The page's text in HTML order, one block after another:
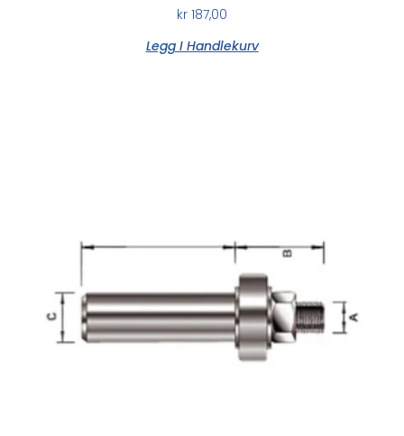
kr 187,00
Legg I Handlekurv